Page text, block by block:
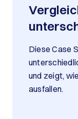
Diese Case
und zeigt,
ausfallen.